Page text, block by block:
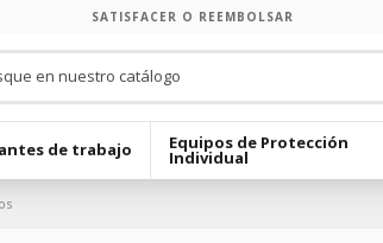
SATISFACER O REEMBOLSAR
de trabajo Equipos de Protección
Individual